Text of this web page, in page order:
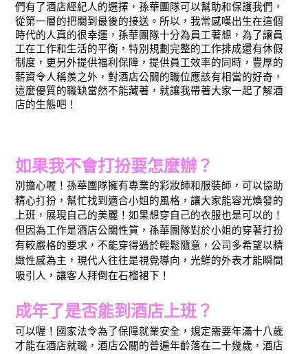
們有了酒店經紀人的選擇，孫華團隊可以幫助和保護我們，
從第一層的把關到最後的接送。所以，我常感嘆出生在這個
時代的人真的很幸運，孫華團隊十分為員工著想，為了讓員
工在工作和生活的平衡，特別規劃完整的工作排成還有休假
制度，更另外提供福利保障，提供員工效率的同時，豐厚的
薪資令人稱羨之外，對酒店公關的職位應該有相當的好奇，
這麼優質的職缺當然不能藏著，就讓我帶著大家一起了解酒
店的生態吧！
如果我不會打扮要怎麼辦？
別擔心喔！孫華團隊擁有專業的彩妝師和服裝師，可以協助
精心打扮，幫忙找到適合小姐的風格，讓大家能容光煥發的
上班，展現自己的美麗！如果想穿自己的衣服也是可以的！
但因為工作是酒店公關性質，孫華團隊對於小姐的穿著打扮
有較嚴格的要求，不能穿得過於輕鬆隨意，公司多希望以精
緻性感為主，現代人往往是視覺導向，光鮮的外表才能瞬間
吸引人，讓客人拜倒在石榴裙下！
成年了是否能到酒店上班？
可以喔！國家法令為了保障就業安全，規定需要年滿十八歲
才能在酒店就職，酒店公關的普遍年齡落在二十幾歲，酒店